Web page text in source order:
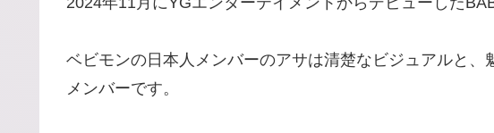
ベビモンの日本人メンバーのアサは清楚なビジュアルと
メンバーです。